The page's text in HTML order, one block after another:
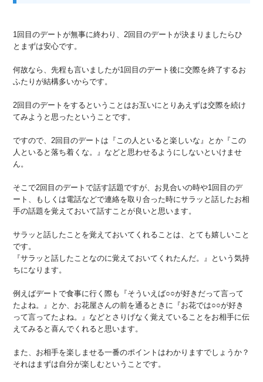
1回目のデートが無事に終わり、2回目のデートが決まりましたらひ
とまずは安心です。
何故なら、先程も言いましたが1回目のデート後に交際を終了するお
ふたりが結構多いからです。
2回目のデートをするということはお互いにとりあえずは交際を続け
てみようと思ったということです。
ですので、2回目のデートは『この人といると楽しいな』とか『この
人といると落ち着くな。』などと思わせるようにしないといけませ
ん。
そこで2回目のデートで話す話題ですが、お見合いの時や1回目のデ
ート、もしくは電話などで連絡を取り合った時にサラッと話したお相
手の話題を覚えておいて話すことが良いと思います。
サラッと話したことを覚えておいてくれることは、とても嬉しいこと
です。
『サラッと話したことなのに覚えておいてくれたんだ。』という気持
ちになります。
例えばデートで食事に行く際も『そういえば○○が好きだって言って
たよね。』とか、お花屋さんの前を通るときに『お花では○○が好き
って言ってたよね。』などとさりげなく覚えていることをお相手に伝
えてみると喜んでくれると思います。
また、お相手を楽しませる一番のポイントはわかりますでしょうか？
それはまずは自分が楽しむということです。